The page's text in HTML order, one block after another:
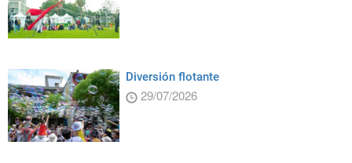
Diversión flotante
29/07/2026